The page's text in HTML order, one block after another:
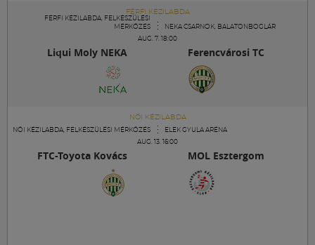
FÉRFI KÉZILABDA
FÉRFI KÉZILABDA, FELKÉSZÜLÉSI
MÉRKŐZÉS
NEKA CSARNOK, BALATONBOGLÁR
AUG. 7. 18:00
Liqui Moly NEKA Ferencvárosi TC
NŐI KÉZILABDA
NŐI KÉZILABDA, FELKÉSZÜLÉSI MÉRKŐZÉS
ELEK GYULA ARÉNA
AUG. 13. 16:00
FTC-Toyota Kovács MOL Esztergom